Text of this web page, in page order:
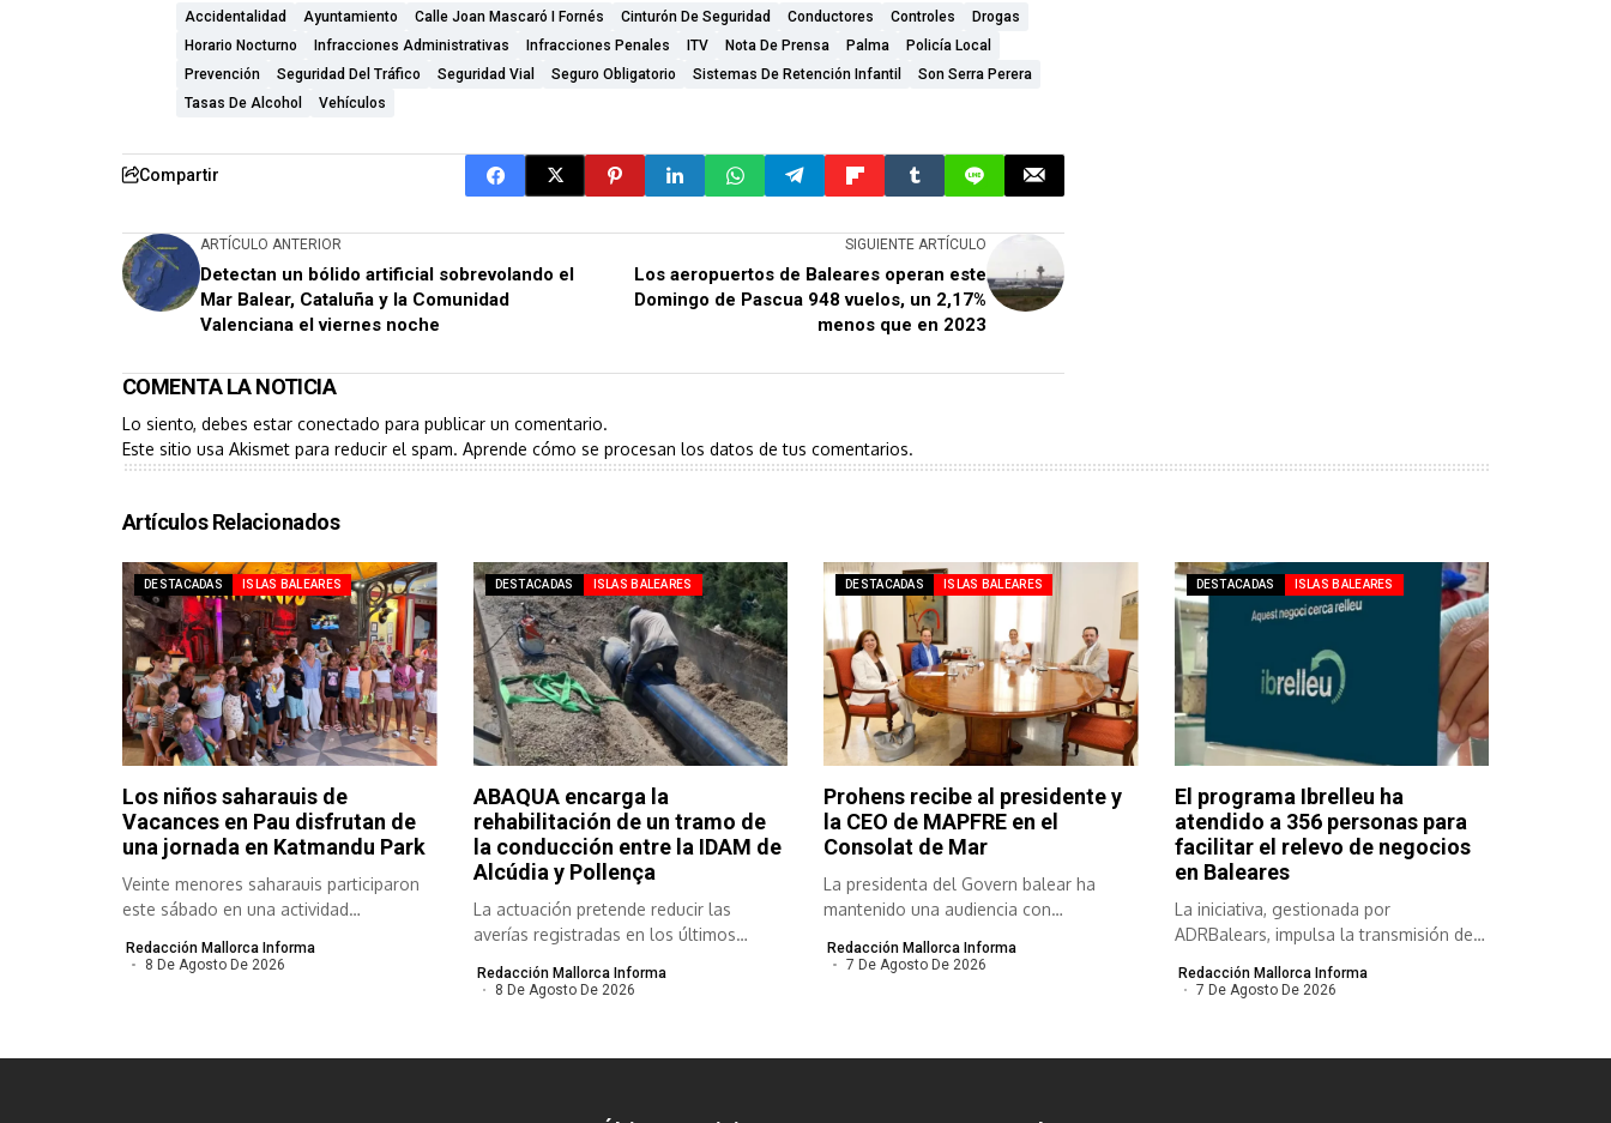
Accidentalidad Ayuntamiento Calle Joan Mascaró I Fornés Cinturón De Seguridad Conductores Controles
Drogas
Horario Nocturno
Infracciones Administrativas Infracciones Penales ITV Nota De Prensa Palma
Policía Local
Prevención
Seguridad Del Tráfico Seguridad Vial Seguro Obligatorio Sistemas De Retención Infantil
Son Serra Perera
Tasas De Alcohol
Vehículos
Compartir
ARTÍCULO ANTERIOR
Detectan un bólido artificial sobrevolando el
Mar Balear, Cataluña y la Comunidad
Valenciana el viernes noche
SIGUIENTE ARTÍCULO
Los aeropuertos de Baleares operan este
Domingo de Pascua 948 vuelos, un 2,17%
menos que en 2023
COMENTA LA NOTICIA
Lo siento, debes estar conectado para publicar un comentario.
Este sitio usa Akismet para reducir el spam. Aprende cómo se procesan los datos de tus comentarios.
Artículos Relacionados
DESTACADAS ISLAS BALEARES
Los niños saharauis de
Vacances en Pau disfrutan de
una jornada en Katmandu Park
Veinte menores saharauis participaron
este sábado en una actividad
Redacción Mallorca Informa
8 De Agosto De 2026
DESTACADAS ISLAS BALEARES
ABAQUA encarga la
rehabilitación de un tramo de
la conducción entre la IDAM de
Alcúdia y Pollença
La actuación pretende reducir las
averías registradas en los últimos
Redacción Mallorca Informa
8 De Agosto De 2026
DESTACADAS ISLAS BALEARES
Prohens recibe al presidente y
la CEO de MAPFRE en el
Consolat de Mar
La presidenta del Govern balear ha
mantenido una audiencia con
Redacción Mallorca Informa
7 De Agosto De 2026
DESTACADAS ISLAS BALEARES
El programa Ibrelleu ha
atendido a 356 personas para
facilitar el relevo de negocios
en Baleares
La iniciativa, gestionada por
ADRBalears, impulsa la transmisión de
Redacción Mallorca Informa
7 De Agosto De 2026